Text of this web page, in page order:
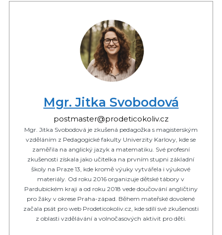
Mgr. Jitka Svobodová
postmaster@prodeticokoliv.cz
Mgr. Jitka Svobodová je zkušená pedagožka s magisterským
vzděláním z Pedagogické fakulty Univerzity Karlovy, kde se
zaměřila na anglický jazyk a matematiku. Své profesní
zkušenosti získala jako učitelka na prvním stupni základní
školy na Praze 13, kde kromě výuky vytvářela i výukové
materiály. Od roku 2016 organizuje dětské tábory v
Pardubickém kraji a od roku 2018 vede doučování angličtiny
pro žáky v okrese Praha-západ. Během mateřské dovolené
začala psát pro web Prodeticokoliv.cz, kde sdílí své zkušenosti
z oblasti vzdělávání a volnočasových aktivit pro děti.